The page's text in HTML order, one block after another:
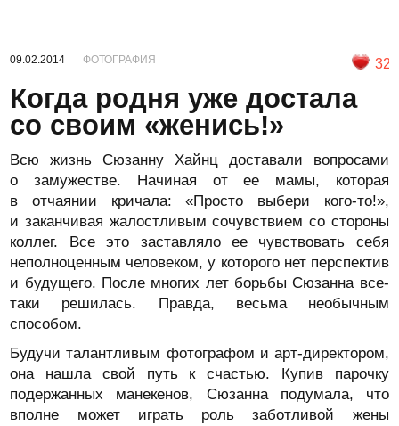
09.02.2014 ФОТОГРАФИЯ 32
Когда родня уже достала
со своим «женись!»
Всю жизнь Сюзанну Хайнц доставали вопросами
о замужестве. Начиная от ее мамы, которая
в отчаянии кричала: «Просто выбери кого-то!»,
и заканчивая жалостливым сочувствием со стороны
коллег. Все это заставляло ее чувствовать себя
неполноценным человеком, у которого нет перспектив
и будущего. После многих лет борьбы Сюзанна все-
таки решилась. Правда, весьма необычным
способом.
Будучи талантливым фотографом и арт-директором,
она нашла свой путь к счастью. Купив парочку
подержанных манекенов, Сюзанна подумала, что
вполне может играть роль заботливой жены